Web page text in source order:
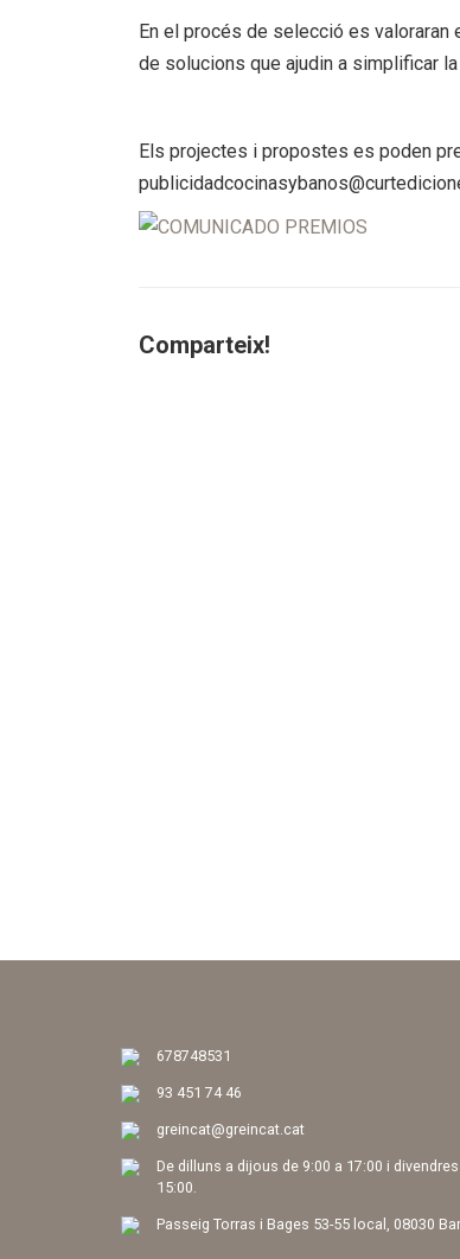
En el procés de selecció es valoraran
de solucions que ajudin a simplificar
Els projectes i propostes es poden
Comparteix!
678748531
93 451 74 46
greincat@greincat.cat
De dilluns a dijous de 9:00 a 17:00 i
15:00.
Passeig Torras i Bages 53-55 local, 08030